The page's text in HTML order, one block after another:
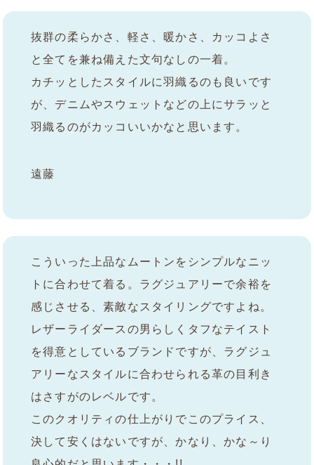
抜群の柔らかさ、軽さ、暖かさ、カッコよさ
と全てを兼ね備えた文句なしの一着。
カチッとしたスタイルに羽織るのも良いです
が、デニムやスウェットなどの上にサラッと
羽織るのがカッコいいかなと思います。
遠藤
こういった上品なムートンをシンプルなニッ
トに合わせて着る。ラグジュアリーで余裕を
感じさせる、素敵なスタイリングですよね。
レザーライダースの男らしくタフなテイスト
を得意としているブランドですが、ラグジュ
アリーなスタイルに合わせられる革の目利き
はさすがのレベルです。
このクオリティの仕上がりでこのプライス、
決して安くはないですが、かなり、かな～り